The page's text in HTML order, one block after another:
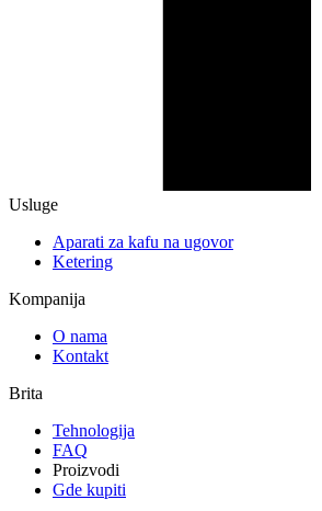
Usluge
Aparati za kafu na ugovor
Ketering
Kompanija
O nama
Kontakt
Brita
Tehnologija
FAQ
Proizvodi
Gde kupiti